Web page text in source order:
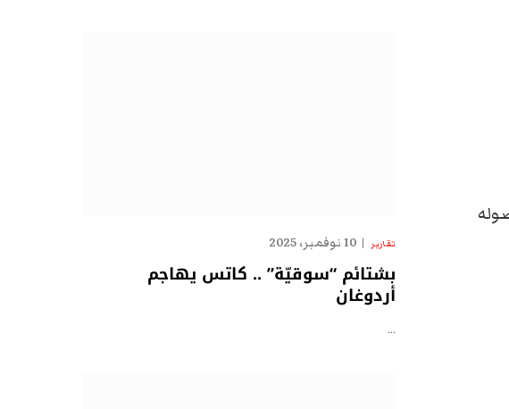
لدى وصوله
تقارير 10 نوفمبر، 2025
بشتائم “سوقيّة” .. كاتس يهاجم
أردوغان
…